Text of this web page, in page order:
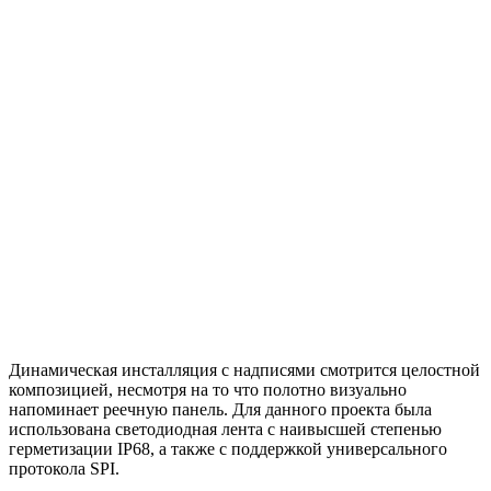
Динамическая инсталляция с надписями смотрится целостной
композицией, несмотря на то что полотно визуально
напоминает реечную панель. Для данного проекта была
использована светодиодная лента с наивысшей степенью
герметизации IP68, а также с поддержкой универсального
протокола SPI.